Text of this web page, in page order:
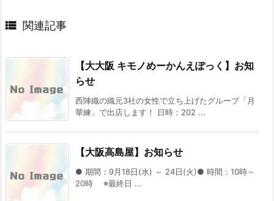
 関連記事
【大大阪 キモノめーかんえぽっく】お知
らせ
西陣織の織元3社の女性で立ち上げたグループ「月
華練」で出店します！ 日時：202 ...
【大阪高島屋】お知らせ
● 期間：9月18日(水) ～ 24日(火)● 時間：10時～
20時 ※最終日 ...